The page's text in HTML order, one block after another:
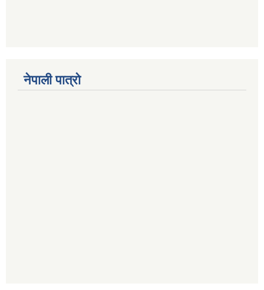
नेपाली पात्रो